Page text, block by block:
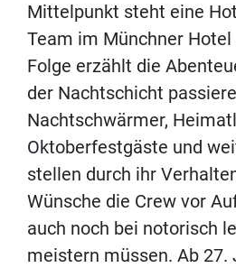
Mittelpunkt steht eine
Team im Münchner
Folge erzählt die
der Nachtschicht
Nachtschwärmer,
Oktoberfestgäste und
stellen durch ihr
Wünsche die Crew vor
auch noch bei notorisch
meistern müssen. Ab 27.